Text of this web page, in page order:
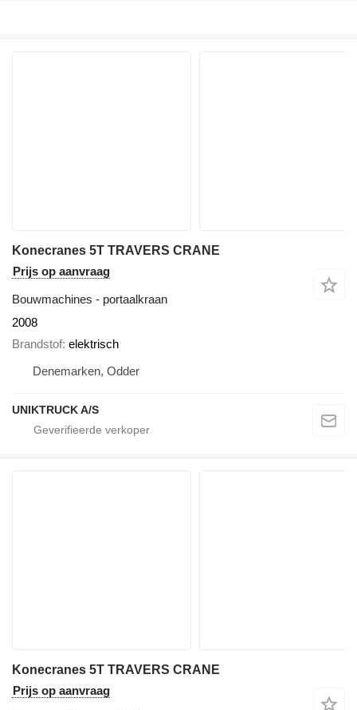
Konecranes 5T TRAVERS CRANE
Prijs op aanvraag
Bouwmachines - portaalkraan
2008
Brandstof elektrisch
Denemarken, Odder
UNIKTRUCK A/S
Konecranes 5T TRAVERS CRANE
Prijs op aanvraag